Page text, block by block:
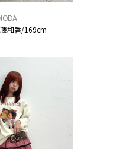
和香/169cm